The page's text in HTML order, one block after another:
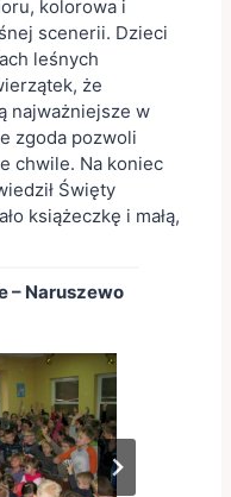
kolorowa i
scenerii. Dzieci
leśnych
że
najważniejsze w
zgoda pozwoli
chwile. Na koniec
Święty
książeczkę i małą,
– Naruszewo